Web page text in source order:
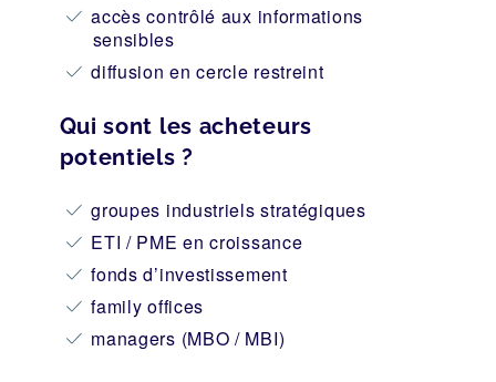
accès contrôlé aux informations
sensibles
diffusion en cercle restreint
Qui sont les acheteurs
potentiels ?
groupes industriels stratégiques
ETI / PME en croissance
fonds d’investissement
family offices
managers (MBO / MBI)